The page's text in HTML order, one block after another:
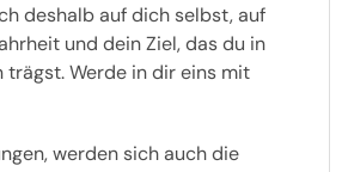
deshalb auf dich selbst, auf
und dein Ziel, das du in
trägst. Werde in dir eins mit
werden sich auch die